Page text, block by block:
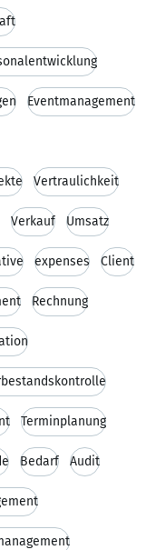
Eventmanagement
Vertraulichkeit
Verkauf Umsatz
expenses Client
Rechnung
Terminplanung
Bedarf Audit